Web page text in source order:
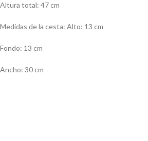
Altura total: 47 cm
Medidas de la cesta: Alto: 13 cm
Fondo: 13 cm
Ancho: 30 cm